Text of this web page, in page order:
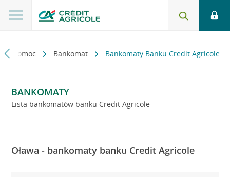
i pomoc Bankomat Bankomaty Banku Credit Agricole
BANKOMATY
Lista bankomatów banku Credit Agricole
Oława - bankomaty banku Credit Agricole